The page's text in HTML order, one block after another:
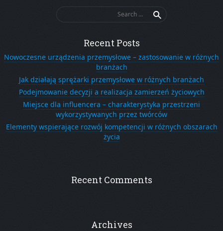
Search
for:
Recent Posts
Nowoczesne urządzenia przemysłowe – zastosowanie w różnych
branżach
Jak działają sprężarki przemysłowe w różnych branżach
Podejmowanie decyzji a realizacja zamierzeń życiowych
Miejsce dla influencera – charakterystyka przestrzeni
wykorzystywanych przez twórców
Elementy wspierające rozwój kompetencji w różnych obszarach
życia
Recent Comments
Archives